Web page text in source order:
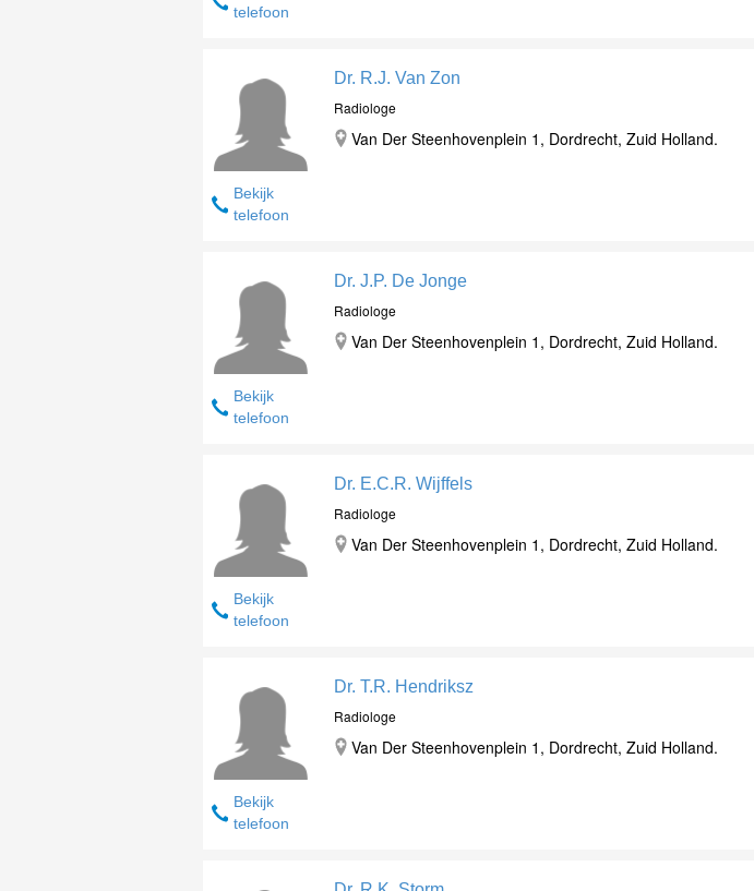
telefoon
Bekijk
telefoon
Dr. R.J. Van Zon
Radiologe
Van Der Steenhovenplein 1, Dordrecht, Zuid Holland.
Bekijk
telefoon
Dr. J.P. De Jonge
Radiologe
Van Der Steenhovenplein 1, Dordrecht, Zuid Holland.
Bekijk
telefoon
Dr. E.C.R. Wijffels
Radiologe
Van Der Steenhovenplein 1, Dordrecht, Zuid Holland.
Bekijk
telefoon
Dr. T.R. Hendriksz
Radiologe
Van Der Steenhovenplein 1, Dordrecht, Zuid Holland.